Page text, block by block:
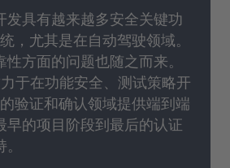
发具有越来越多安全关键功
，尤其是在自动驾驶领域。
方面的问题也随之而来。
于在功能安全、测试策略开
验证和确认领域提供端到端
早的项目阶段到最后的认证